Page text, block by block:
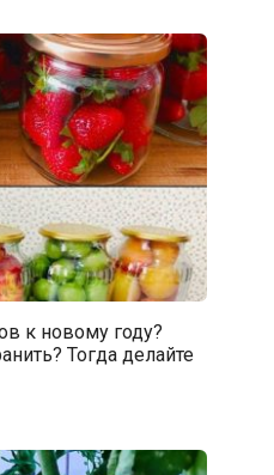
к новому году?
Тогда делайте